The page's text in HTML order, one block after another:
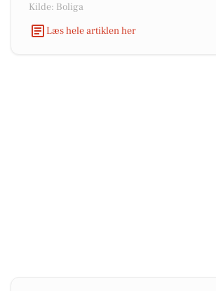
Kilde: Boliga
Læs hele artiklen her